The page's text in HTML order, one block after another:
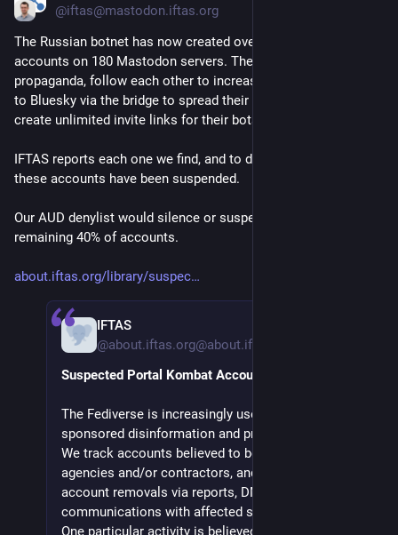
@iftas@mastodon.iftas.org
The Russian botnet has now created over 2,500 inauthentic
accounts on 180 Mastodon servers. These accounts spam
propaganda, follow each other to increase federation, connect
to Bluesky via the bridge to spread their content there, and
create unlimited invite links for their bots to follow.
IFTAS reports each one we find, and to date roughly 60% of
these accounts have been suspended.
Our AUD denylist would silence or suspend the bulk of the
remaining 40% of accounts.
about.iftas.org/library/suspec
IFTAS
@about.iftas.org@about.iftas.org
Suspected Portal Kombat Accounts
The Fediverse is increasingly used by state-
sponsored disinformation and propaganda agents.
We track accounts believed to be operated by the
agencies and/or contractors, and we request
account removals via reports, DMs, and email
communications with affected service providers.
One particular activity is believed to be the actions